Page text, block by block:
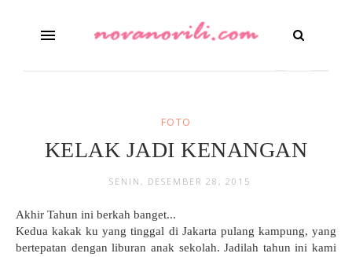
FOTO
KELAK JADI KENANGAN
SENIN, DESEMBER 28, 2015
Akhir Tahun ini berkah banget...
Kedua kakak ku yang tinggal di Jakarta pulang kampung, yang
bertepatan dengan liburan anak sekolah. Jadilah tahun ini kami